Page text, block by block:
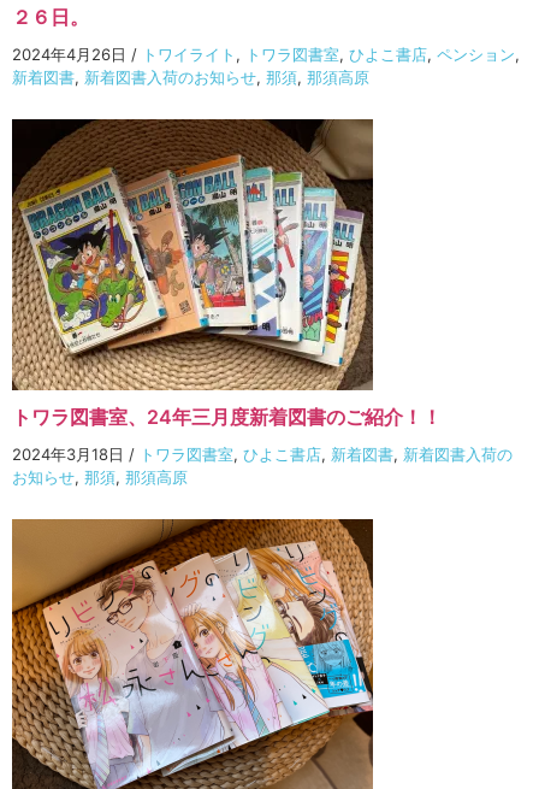
２６日。
2024年4月26日 / トワイライト , トワラ図書室, ひよこ書店, ペンション,
新着図書, 新着図書入荷のお知らせ, 那須, 那須高原
トワラ図書室、24年三月度新着図書のご紹介！！
2024年3月18日 / トワラ図書室, ひよこ書店, 新着図書, 新着図書入荷の
お知らせ, 那須, 那須高原